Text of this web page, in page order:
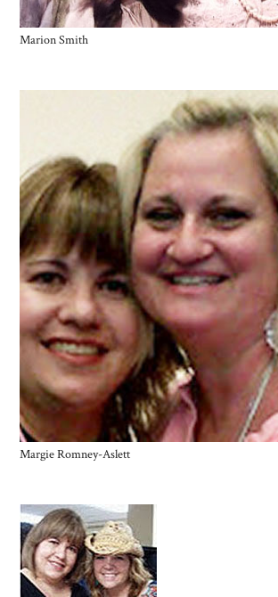
Marion Smith
Margie Romney-Aslett